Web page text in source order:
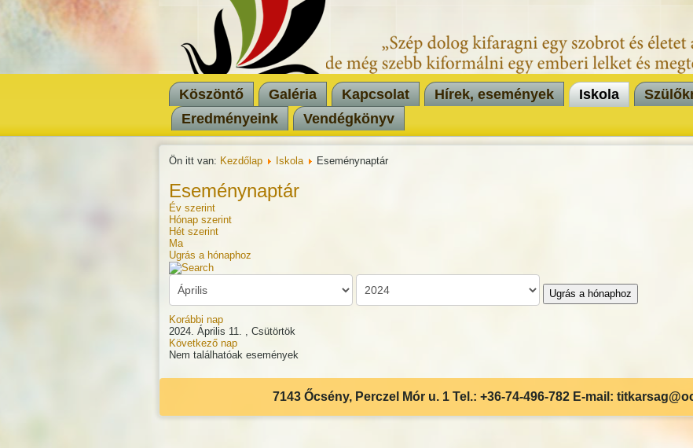
Köszöntő Galéria Kapcsolat Hírek, események Iskola
Eredményeink
Vendégkönyv
Ön itt van: Kezdőlap Iskola Eseménynaptár
Eseménynaptár
Év szerint
Hónap szerint
Hét szerint
Ma
Ugrás a hónaphoz
Ugrás a hónaphoz
Korábbi nap
2024. Április 11. , Csütörtök
Következő nap
Nem találhatóak események
7143 Őcsény, Perczel Mór u. 1 Tel.: +36-74-496-782 E-mail: